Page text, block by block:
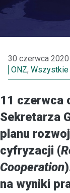
30 czerwca 2020
ONZ,
11 czerwca
Sekretarza
planu
cyfryzacji (
Cooperation
na wyniki